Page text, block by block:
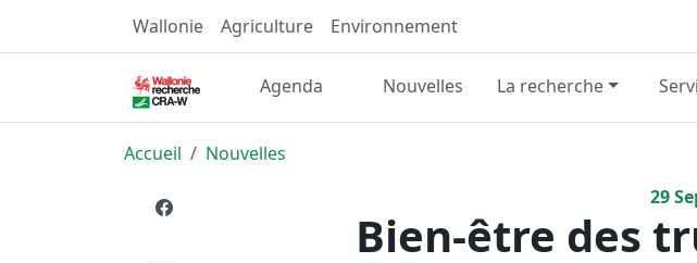
Wallonie Agriculture Environnement
Agenda Nouvelles La recherche
Accueil
Nouvelles
29
Bien-être des